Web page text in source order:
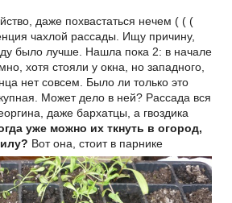
даже похвастаться нечем ( ( (
чахлой рассады. Ищу причину,
было лучше. Нашла пока 2: в начале
хотя стояли у окна, но западного,
нет совсем. Было ли только это
Может дело в ней? Рассада вся
даже бархатцы, а гвоздика
уже можно их ткнуть в огород,
Вот она, стоит в парнике